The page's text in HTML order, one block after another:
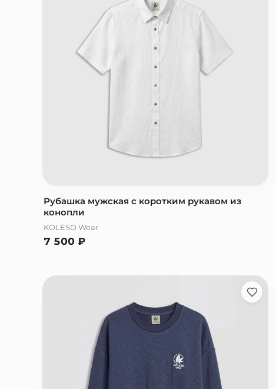
Рубашка мужская с коротким рукавом из
конопли
KOLESO Wear
7 500 ₽